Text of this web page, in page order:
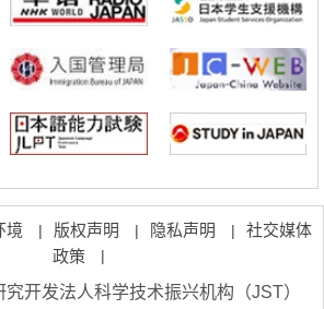
研究强化新类别，促进青年研究人员赴海外开展
公稔：依托超导和防灾等核心优势服务社会
组编辑技术强化碳固定酶，成功提高光合作用能
境 | 版权声明 | 隐私声明 | 社交媒体
政策 |
开发法人科学技术振兴机构（JST）